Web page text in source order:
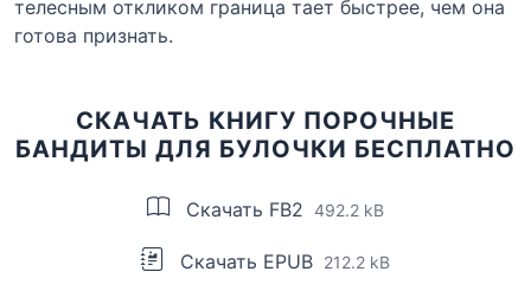
телесным откликом граница тает быстрее, чем она
готова признать.
СКАЧАТЬ КНИГУ ПОРОЧНЫЕ
БАНДИТЫ ДЛЯ БУЛОЧКИ БЕСПЛАТНО
Скачать FB2 492.2 kB
Скачать EPUB 212.2 kB